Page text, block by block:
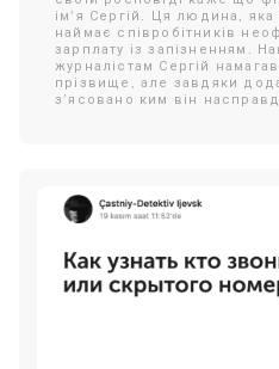
ім'я Сергій. Ця людина, яка
наймає співробітників
зарплату із запізненням.
журналістам Сергій
прізвище, але завдяки
з'ясовано ким він